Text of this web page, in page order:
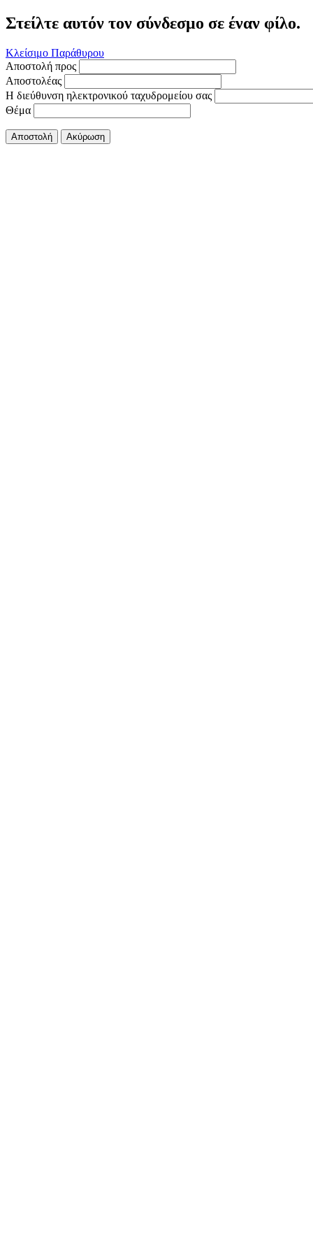
Στείλτε αυτόν τον σύνδεσμο σε έναν φίλο.
Κλείσιμο Παράθυρου
Αποστολή προς
Αποστολέας
Η διεύθυνση ηλεκτρονικού ταχυδρομείου σας
Θέμα
Αποστολή Ακύρωση